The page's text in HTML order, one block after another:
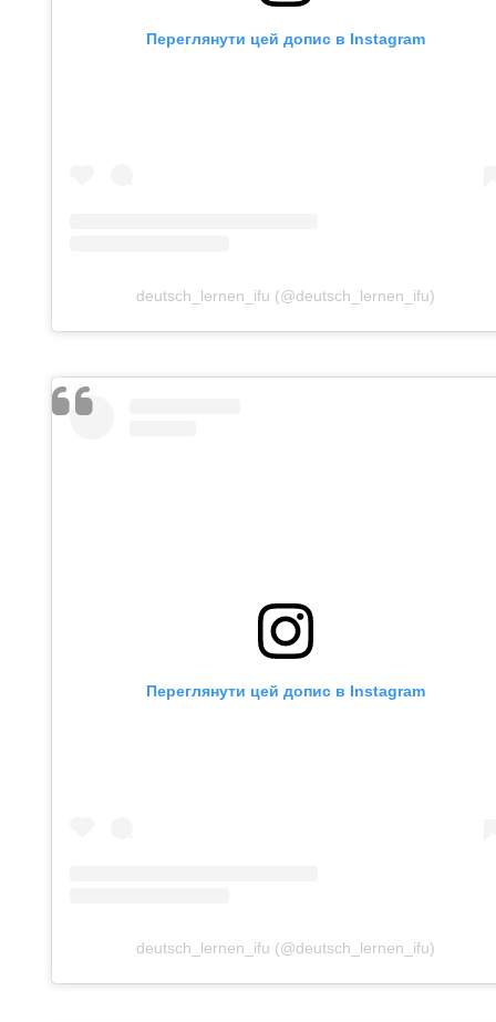
Переглянути цей допис в Instagram
deutsch_lernen_ifu (@deutsch_lernen_ifu)
Переглянути цей допис в Instagram
deutsch_lernen_ifu (@deutsch_lernen_ifu)